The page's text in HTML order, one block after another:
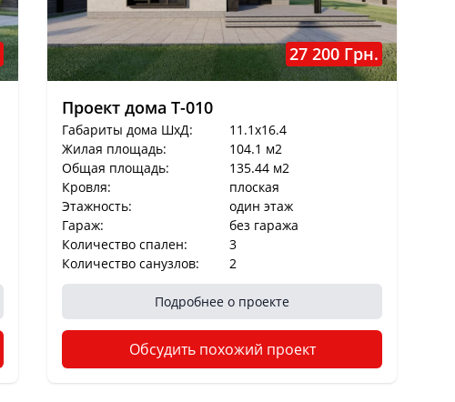
27 200 Грн.
Проект дома T-010
Габариты дома ШхД:
11.1x16.4
Жилая площадь:
104.1 м2
Общая площадь:
135.44 м2
Кровля:
плоская
Этажность:
один этаж
Гараж:
без гаража
Количество спален:
3
Количество санузлов:
2
Подробнее о проекте
Обсудить похожий проект